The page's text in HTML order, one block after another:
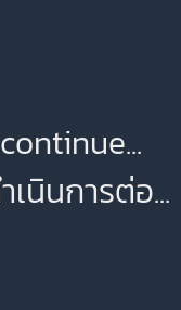
นินการต่อ...